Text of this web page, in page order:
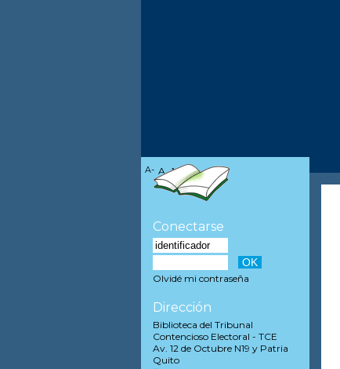
A- A A+
Conectarse
Olvidé mi contraseña
Dirección
Biblioteca del Tribunal
Contencioso Electoral - TCE
Av. 12 de Octubre N19 y Patria
Quito